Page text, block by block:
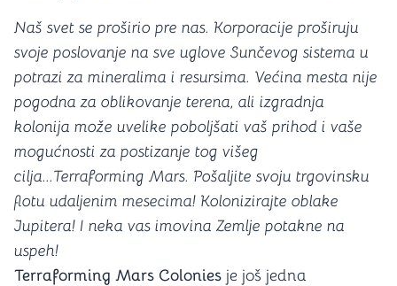
Naš svet se proširio pre nas. Korporacije proširuju
svoje poslovanje na sve uglove Sunčevog sistema u
potrazi za mineralima i resursima. Većina mesta nije
pogodna za oblikovanje terena, ali izgradnja
kolonija može uvelike poboljšati vaš prihod i vaše
mogućnosti za postizanje tog višeg
cilja...Terraforming Mars. Pošaljite svoju trgovinsku
flotu udaljenim mesecima! Kolonizirajte oblake
Jupitera! I neka vas imovina Zemlje potakne na
uspeh!
Terraforming Mars Colonies je još jedna